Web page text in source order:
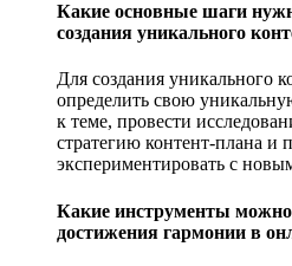
Какие основные шаги
создания уникального
Для создания уникального
определить свою
к теме, провести
стратегию контент-плана и
экспериментировать с
Какие инструменты можно
достижения гармонии в